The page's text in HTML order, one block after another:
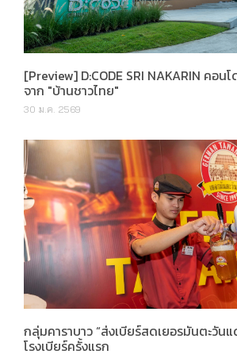
[Preview] D:CODE SRI NAKARIN คอน
จาก "บ้านชาวไทย"
30 ม.ค. 2569
กลุ่มคาราบาว “ส่งเบียร์สดเยอรมันตะวัน
โรงเบียร์ครั้งแรก